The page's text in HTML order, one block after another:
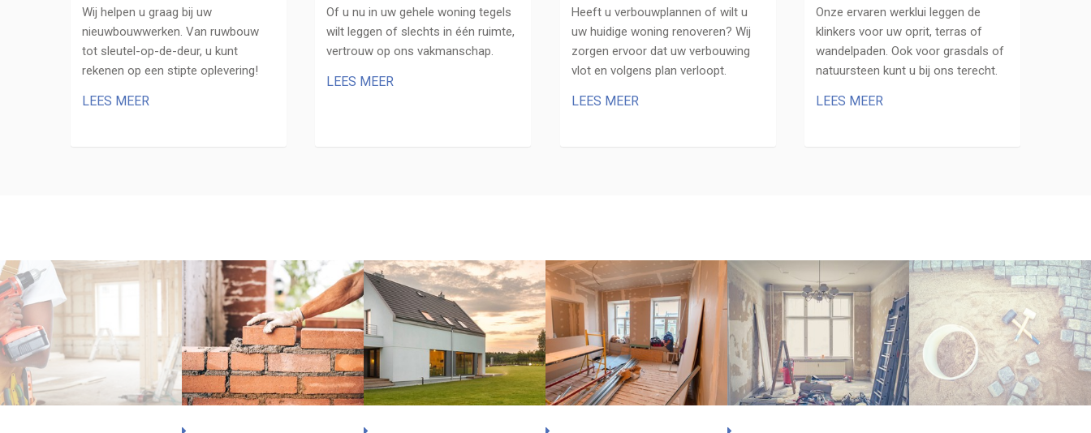
Wij helpen u graag bij uw
nieuwbouwwerken. Van ruwbouw
tot sleutel-op-de-deur, u kunt
rekenen op een stipte oplevering!
LEES MEER
Of u nu in uw gehele woning tegels
wilt leggen of slechts in één ruimte,
vertrouw op ons vakmanschap.
LEES MEER
Heeft u verbouwplannen of wilt u
uw huidige woning renoveren? Wij
zorgen ervoor dat uw verbouwing
vlot en volgens plan verloopt.
LEES MEER
Onze ervaren werklui leggen de
klinkers voor uw oprit, terras of
wandelpaden. Ook voor grasdals of
natuursteen kunt u bij ons terecht.
LEES MEER